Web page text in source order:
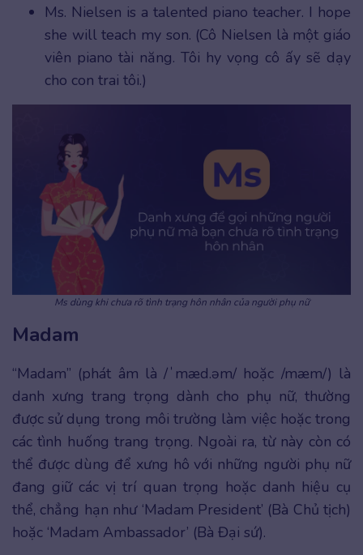
Ms. Nielsen is a talented piano teacher. I hope
she will teach my son. (Cô Nielsen là một giáo
viên piano tài năng. Tôi hy vọng cô ấy sẽ dạy
cho con trai tôi.)
Ms dùng khi chưa rõ tình trạng hôn nhân của người phụ nữ
Madam
“Madam” (phát âm là /ˈmæd.əm/ hoặc /mæm/) là
danh xưng trang trọng dành cho phụ nữ, thường
được sử dụng trong môi trường làm việc hoặc trong
các tình huống trang trọng. Ngoài ra, từ này còn có
thể được dùng để xưng hô với những người phụ nữ
đang giữ các vị trí quan trọng hoặc danh hiệu cụ
thể, chẳng hạn như ‘Madam President’ (Bà Chủ tịch)
hoặc ‘Madam Ambassador’ (Bà Đại sứ).